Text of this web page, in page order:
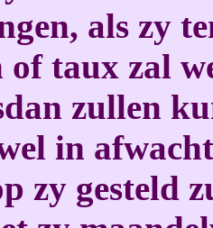
als zy
of taux zal
zullen
in
zy gesteld